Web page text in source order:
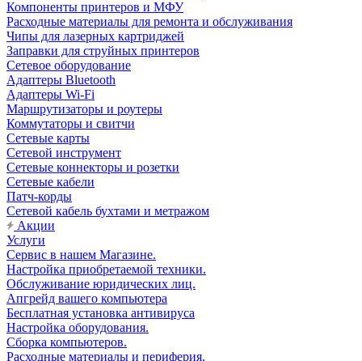
Компоненты принтеров и МФУ
Расходные материалы для ремонта и обслуживания
Чипы для лазерных картриджей
Заправки для струйных принтеров
Сетевое оборудование
Адаптеры Bluetooth
Адаптеры Wi-Fi
Маршрутизаторы и роутеры
Коммутаторы и свитчи
Сетевые карты
Сетевой инструмент
Сетевые коннекторы и розетки
Сетевые кабели
Патч-корды
Сетевой кабель бухтами и метражом
Акции
Услуги
Сервис в нашем Магазине.
Настройка приобретаемой техники.
Обслуживание юридических лиц.
Апгрейд вашего компьютера
Бесплатная установка антивируса
Настройка оборудования.
Сборка компьютеров.
Расходные материалы и периферия.